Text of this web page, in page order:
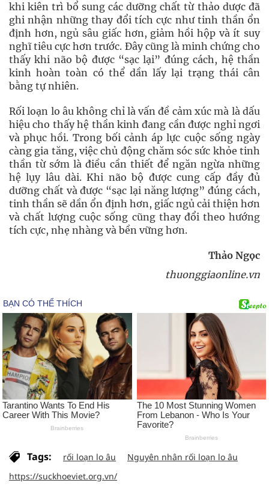
khi kiên trì bổ sung các dưỡng chất từ thảo dược đã
ghi nhận những thay đổi tích cực như tinh thần ổn
định hơn, ngủ sâu giấc hơn, giảm hồi hộp và ít suy
nghĩ tiêu cực hơn trước. Đây cũng là minh chứng cho
thấy khi não bộ được “sạc lại” đúng cách, hệ thần
kinh hoàn toàn có thể dần lấy lại trạng thái cân
bằng tự nhiên.
Rối loạn lo âu không chỉ là vấn đề cảm xúc mà là dấu
hiệu cho thấy hệ thần kinh đang cần được nghỉ ngơi
và phục hồi. Trong bối cảnh áp lực cuộc sống ngày
càng gia tăng, việc chủ động chăm sóc sức khỏe tinh
thần từ sớm là điều cần thiết để ngăn ngừa những
hệ lụy lâu dài. Khi não bộ được cung cấp đầy đủ
dưỡng chất và được “sạc lại năng lượng” đúng cách,
tinh thần sẽ dần ổn định hơn, giấc ngủ cải thiện hơn
và chất lượng cuộc sống cũng thay đổi theo hướng
tích cực, nhẹ nhàng và bền vững hơn.
Thảo Ngọc
thuonggiaonline.vn
Tags: rối loạn lo âu
Nguyên nhân rối loạn lo âu
https://suckhoeviet.org.vn/